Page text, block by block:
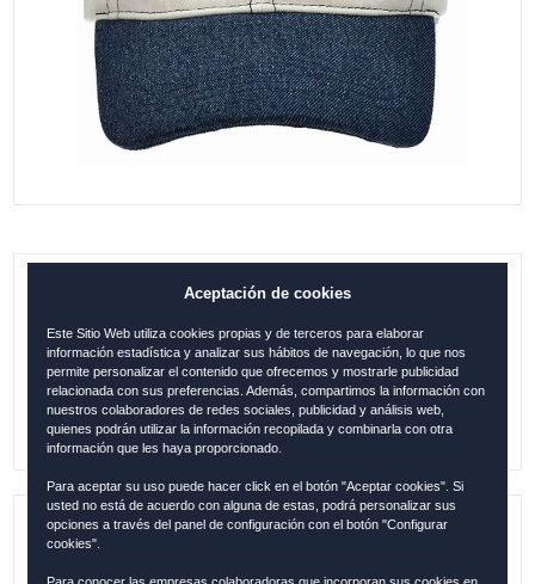
GORRA CÓRDOBA COMBI PATCH
CREMA-AZUL
0.00€
Referencia:
Aceptación de cookies
Este Sitio Web utiliza cookies propias y de terceros para elaborar
información estadística y analizar sus hábitos de navegación, lo que nos
permite personalizar el contenido que ofrecemos y mostrarle publicidad
relacionada con sus preferencias. Además, compartimos la información con
nuestros colaboradores de redes sociales, publicidad y análisis web,
quienes podrán utilizar la información recopilada y combinarla con otra
información que les haya proporcionado.
Para aceptar su uso puede hacer click en el botón "Aceptar cookies". Si
usted no está de acuerdo con alguna de estas, podrá personalizar sus
opciones a través del panel de configuración con el botón "Configurar
cookies".